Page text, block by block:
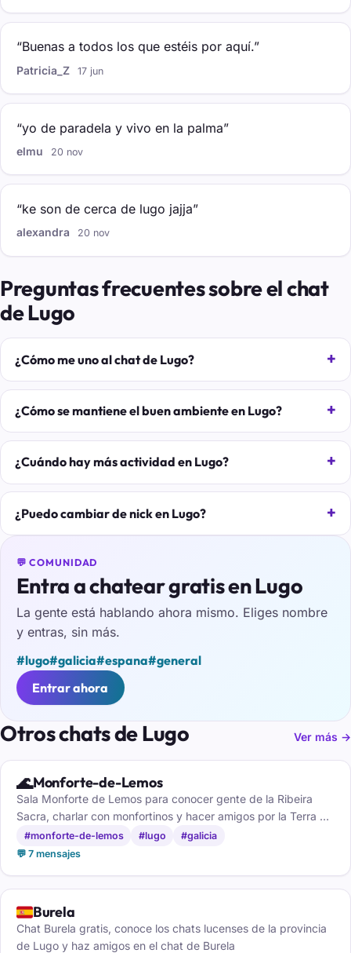
“Buenas a todos los que estéis por aquí.”
Patricia_Z 17 jun
“yo de paradela y vivo en la palma”
elmu 20 nov
“ke son de cerca de lugo jajja”
alexandra 20 nov
Preguntas frecuentes sobre el chat
de Lugo
¿Cómo me uno al chat de Lugo?
¿Cómo se mantiene el buen ambiente en Lugo?
¿Cuándo hay más actividad en Lugo?
¿Puedo cambiar de nick en Lugo?
💬 COMUNIDAD
Entra a chatear gratis en Lugo
La gente está hablando ahora mismo. Eliges nombre
y entras, sin más.
#lugo#galicia#espana#general
Entrar ahora
Otros chats de Lugo Ver más →
🌊Monforte-de-Lemos
Sala Monforte de Lemos para conocer gente de la Ribeira
Sacra, charlar con monfortinos y hacer amigos por la Terra de
Lemos.
#monforte-de-lemos #lugo
#galicia
💬 7 mensajes
🇪🇸Burela
Chat Burela gratis, conoce los chats lucenses de la provincia
de Lugo y haz amigos en el chat de Burela